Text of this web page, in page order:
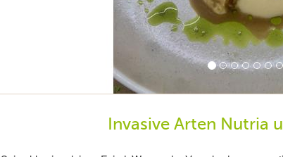
Invasive Arten Nutria